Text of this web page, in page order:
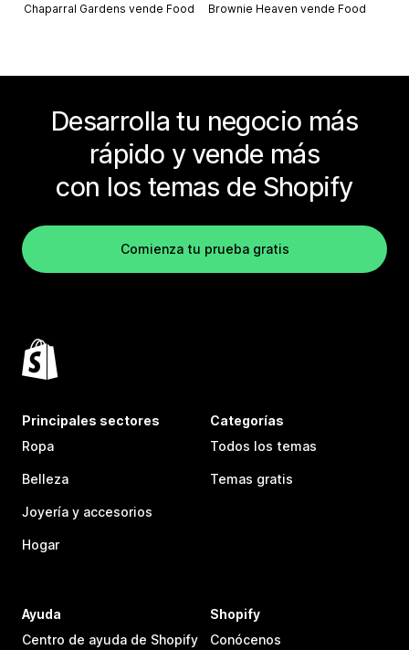
Chaparral Gardens vende Food Brownie Heaven vende Food
Desarrolla tu negocio más
rápido y vende más
con los temas de Shopify
Comienza tu prueba gratis
Principales sectores
Ropa
Belleza
Joyería y accesorios
Hogar
Categorías
Todos los temas
Temas gratis
Ayuda
Centro de ayuda de Shopify
Shopify
Conócenos